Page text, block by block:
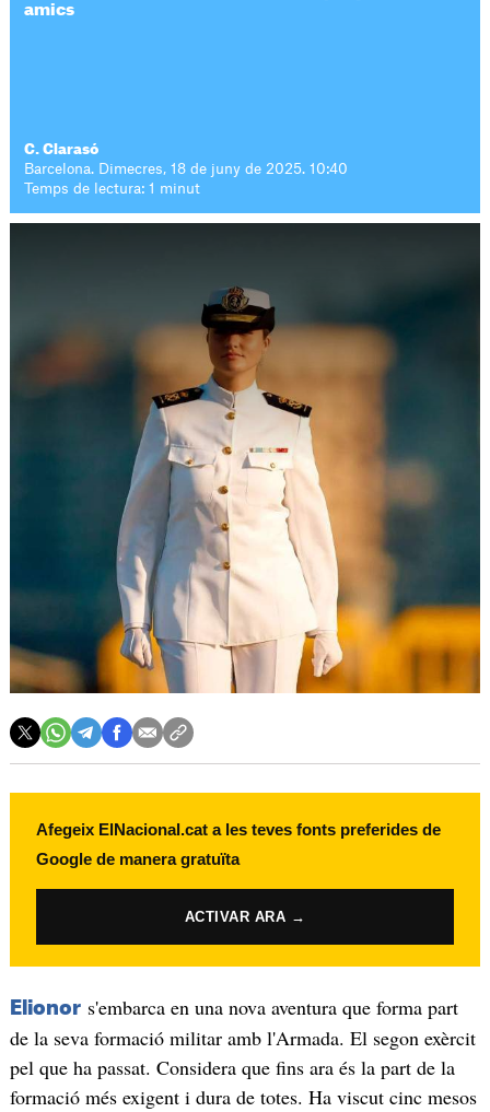
amics
C. Clarasó
Barcelona. Dimecres, 18 de juny de 2025. 10:40
Temps de lectura: 1 minut
Afegeix ElNacional.cat a les teves fonts preferides de
Google de manera gratuïta
ACTIVAR ARA →
Elionors'embarca en una nova aventura que forma part
de la seva formació militar amb l'Armada. El segon exèrcit
pel que ha passat. Considera que fins ara és la part de la
formació més exigent i dura de totes. Ha viscut cinc mesos